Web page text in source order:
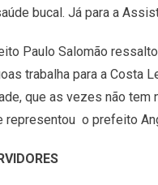
bucal. Já para a
Paulo Salomão
trabalha para a Costa
que as vezes não tem
representou o prefeito